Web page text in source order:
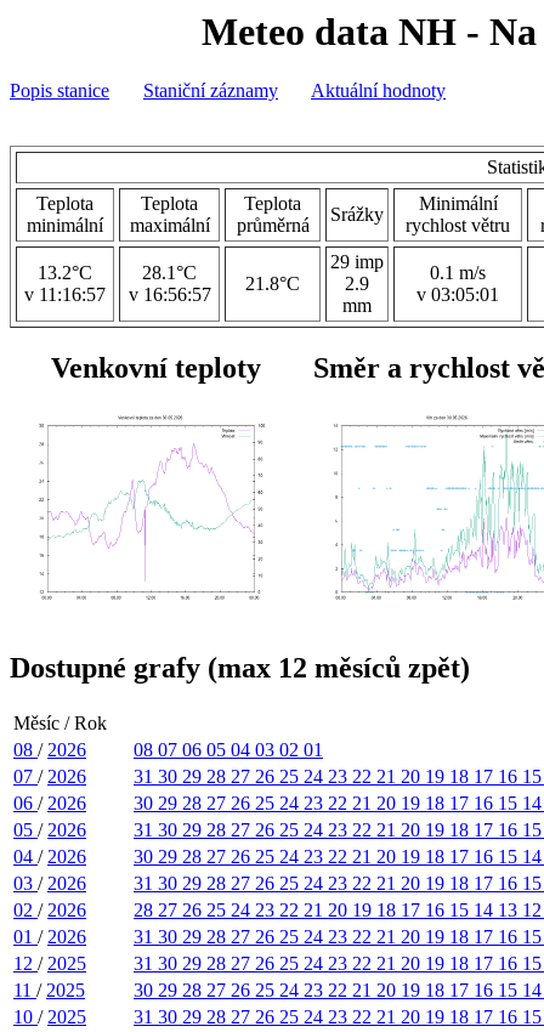
Meteo data NH - Na
Popis stanice Staniční záznamy Aktuální hodnoty
Teplota
minimální
Teplota
maximální
Teplota
průměrná
Srážky
Minimální
rychlost větru
13.2°C
v 11:16:57
28.1°C
v 16:56:57
21.8°C
29 imp
2.9
mm
0.1 m/s
v 03:05:01
Venkovní teploty Směr a rychlost
Dostupné grafy (max 12 měsíců zpět)
Měsíc / Rok
08 / 2026 08 07 06 05 04 03 02 01
07 / 2026 31 30 29 28 27 26 25 24 23 22 21 20 19 18 17 16
06 / 2026 30 29 28 27 26 25 24 23 22 21 20 19 18 17 16 15
05 / 2026 31 30 29 28 27 26 25 24 23 22 21 20 19 18 17 16
04 / 2026 30 29 28 27 26 25 24 23 22 21 20 19 18 17 16 15
03 / 2026 31 30 29 28 27 26 25 24 23 22 21 20 19 18 17 16
02 / 2026 28 27 26 25 24 23 22 21 20 19 18 17 16 15 14 13
01 / 2026 31 30 29 28 27 26 25 24 23 22 21 20 19 18 17 16
12 / 2025 31 30 29 28 27 26 25 24 23 22 21 20 19 18 17 16
11 / 2025 30 29 28 27 26 25 24 23 22 21 20 19 18 17 16 15
10 / 2025 31 30 29 28 27 26 25 24 23 22 21 20 19 18 17 16